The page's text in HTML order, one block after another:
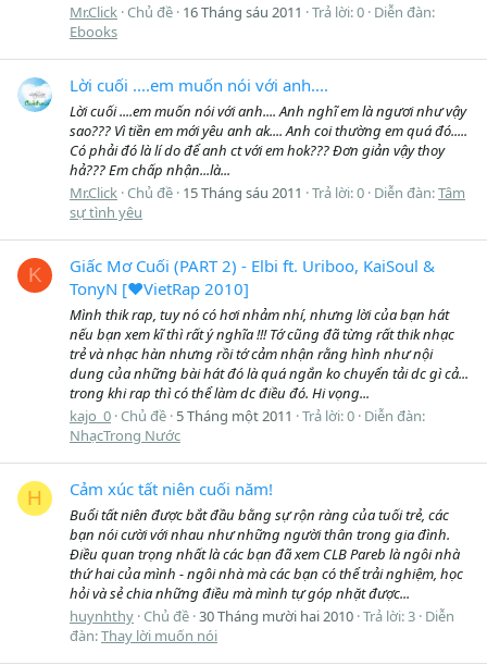
Mr.Click Chủ đề 16 Tháng sáu 2011 Trả lời: 0 Diễn đàn:
Ebooks
Lời cuối ....em muốn nói với anh....
Lời cuối ....em muốn nói với anh.... Anh nghĩ em là ngươi như vậy
sao??? Vì tiền em mới yêu anh ak.... Anh coi thường em quá đó.....
Có phải đó là lí do để anh ct với em hok??? Đơn giản vậy thoy
hả??? Em chấp nhận...là...
Mr.Click Chủ đề 15 Tháng sáu 2011 Trả lời: 0 Diễn đàn:Tâm
sự tình yêu
K
Giấc Mơ Cuối (PART 2) - Elbi ft. Uriboo, KaiSoul &
TonyN [♥VietRap 2010]
Mình thik rap, tuy nó có hơi nhảm nhí, nhưng lời của bạn hát
nếu bạn xem kĩ thì rất ý nghĩa !!! Tớ cũng đã từng rất thik nhạc
trẻ và nhạc hàn nhưng rồi tớ cảm nhận rằng hình như nội
dung của những bài hát đó là quá ngắn ko chuyển tải dc gì cả...
trong khi rap thì có thể làm dc điều đó. Hi vọng...
kajo_0 Chủ đề 5 Tháng một 2011 Trả lời: 0 Diễn đàn:
NhạcTrong Nước
H Cảm xúc tất niên cuối năm!
Buổi tất niên được bắt đầu bằng sự rộn ràng của tuối trẻ, các
bạn nói cười với nhau như những người thân trong gia đình.
Điều quan trọng nhất là các bạn đã xem CLB Pareb là ngôi nhà
thứ hai của mình - ngôi nhà mà các bạn có thể trải nghiệm, học
hỏi và sẻ chia những điều mà mình tự góp nhặt được...
huynhthy Chủ đề 30 Tháng mười hai 2010 Trả lời: 3 Diễn
đàn:Thay lời muốn nói